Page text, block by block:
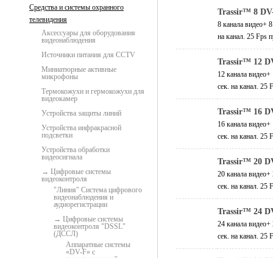
Средства и системы охранного
телевидения
Аксессуары для оборудования
видеонаблюдения
Источники питания для CCTV
Миниатюрные активные
микрофоны
Термокожухи и гермокожухи для
видеокамер
Устройства защиты линий
Устройства инфракрасной
подсветки
Устройства обработки
видеосигнала
Цифровые системы
видеоконтроля
"Линия" Система цифрового
видеонаблюдения и
аудиорегистрации
Цифровые системы
видеоконтроля "DSSL"
(ДССЛ)
Аппаратные системы
«DV-F» с
Trassir™ 8
8 канала видео+
на канал. 25 Fps
Trassir™ 12
12 канала
сек. на канал. 25
Trassir™ 16
16 канала
сек. на канал. 25
Trassir™ 20
20 канала
сек. на канал. 25
Trassir™ 24
24 канала
сек. на канал. 25